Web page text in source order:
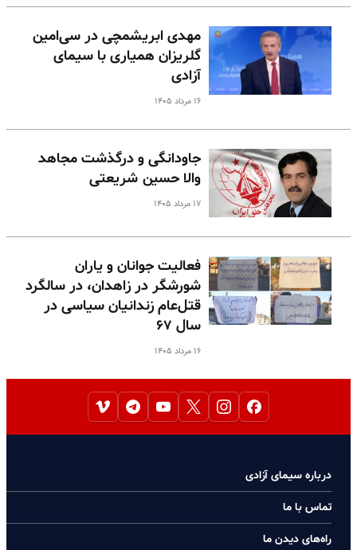
مهدی ابریشمچی در سی‌امین
گلریزان همیاری با سیمای
آزادی
۱۶ مرداد ۱۴۰۵
جاودانگی و درگذشت مجاهد
والا حسین شریعتی
۱۷ مرداد ۱۴۰۵
فعالیت جوانان و یاران
شورشگر در زاهدان، در سالگرد
قتل‌عام زندانیان سیاسی در
سال ۶۷
۱۶ مرداد ۱۴۰۵
درباره سیمای آزادی
تماس با ما
راه‌های دیدن ما